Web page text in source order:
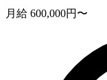
月給 600,000円〜